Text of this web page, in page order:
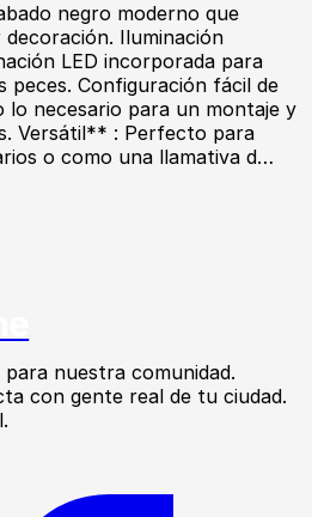
negro moderno que
Iluminación
LED incorporada para
peces. Configuración fácil de
necesario para un montaje y
Versátil** : Perfecto para
o como una llamativa d…
nuestra comunidad.
con gente real de tu ciudad.